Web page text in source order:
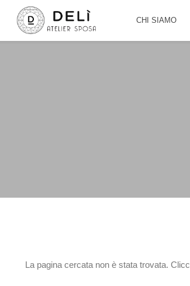
CHI SIAMO
La pagina cercata non è stata trovata.